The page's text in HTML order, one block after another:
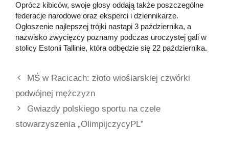
Oprócz kibiców, swoje głosy oddają także poszczególne
federacje narodowe oraz eksperci i dziennikarze.
Ogłoszenie najlepszej trójki nastąpi 3 października, a
nazwisko zwycięzcy poznamy podczas uroczystej gali w
stolicy Estonii Tallinie, która odbędzie się 22 października.
MŚ w Racicach: złoto wioślarskiej czwórki
podwójnej mężczyzn
Gwiazdy polskiego sportu na czele
stowarzyszenia „OlimpijczycyPL”